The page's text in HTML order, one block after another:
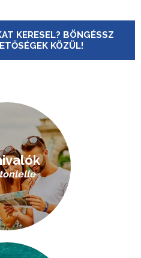
KERESEL? BÖNGÉSSZ
KÖZÜL!